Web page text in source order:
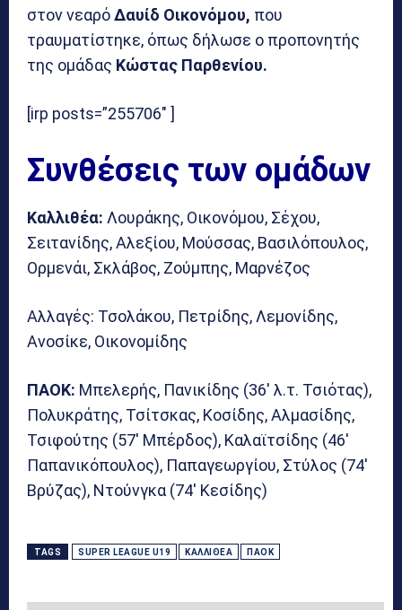
στον νεαρόΔαυίδ Οικονόμου, που
τραυματίστηκε, όπως δήλωσε ο προπονητής
της ομάδας Κώστας Παρθενίου.
[irp posts=”255706″ ]
Συνθέσεις των ομάδων
Καλλιθέα: Λουράκης, Οικονόμου, Σέχου,
Σειτανίδης, Αλεξίου, Μούσσας, Βασιλόπουλος,
Ορμενάι, Σκλάβος, Ζούμπης, Μαρνέζος
Αλλαγές: Τσολάκου, Πετρίδης, Λεμονίδης,
Ανοσίκε, Οικονομίδης
ΠΑΟΚ: Μπελερής, Πανικίδης (36′ λ.τ. Τσιότας),
Πολυκράτης, Τσίτσκας, Κοσίδης, Αλμασίδης,
Τσιφούτης (57′ Μπέρδος), Καλαϊτσίδης (46′
Παπανικόπουλος), Παπαγεωργίου, Στύλος (74′
Βρύζας), Ντούνγκα (74′ Κεσίδης)
TAGS SUPER LEAGUE U19 ΚΑΛΛΙΘΈΑ ΠΑΟΚ